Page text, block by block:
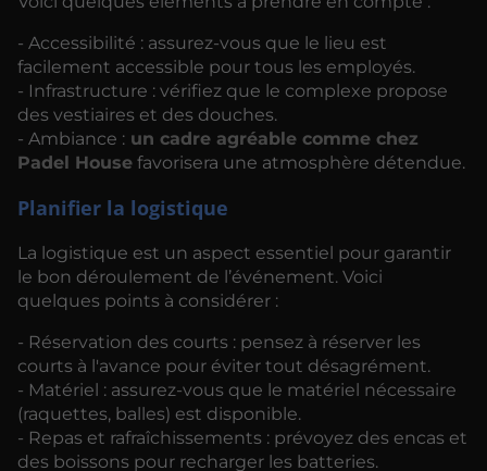
- Accessibilité : assurez-vous que le lieu est
facilement accessible pour tous les employés.
- Infrastructure : vérifiez que le complexe propose
des vestiaires et des douches.
- Ambiance : un cadre agréable comme chez
Padel House favorisera une atmosphère détendue.
Planifier la logistique
La logistique est un aspect essentiel pour garantir
le bon déroulement de l’événement. Voici
quelques points à considérer :
- Réservation des courts : pensez à réserver les
courts à l'avance pour éviter tout désagrément.
- Matériel : assurez-vous que le matériel nécessaire
(raquettes, balles) est disponible.
- Repas et rafraîchissements : prévoyez des encas et
des boissons pour recharger les batteries.